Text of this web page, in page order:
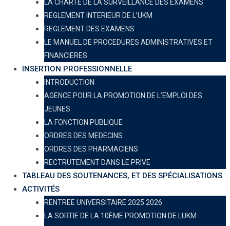
LA CHARTE DE LA SURVEILLANCE DES EXAMENS
REGLEMENT INTERIEUR DE L’UKM
REGLEMENT DES EXAMENS
LE MANUEL DE PROCEDURES ADMINISTRATIVES ET
FINANCIERES
INSERTION PROFESSIONNELLE
INTRODUCTION
AGENCE POUR LA PROMOTION DE L’EMPLOI DES
JEUNES
LA FONCTION PUBLIQUE
ORDRES DES MEDECINS
ORDRES DES PHARMACIENS
RECTRUTEMENT DANS LE PRIVE
TABLEAU DES SOUTENANCES, ET DES SPÉCIALISATIONS
ACTIVITÉS
RENTREE UNIVERSITAIRE 2025 2026
LA SORTIE DE LA 10ÈME PROMOTION DE LUKM